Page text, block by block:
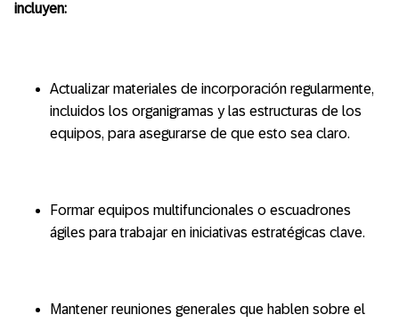
incluyen:
Actualizar materiales de incorporación regularmente,
incluidos los organigramas y las estructuras de los
equipos, para asegurarse de que esto sea claro.
Formar equipos multifuncionales o escuadrones
ágiles para trabajar en iniciativas estratégicas clave.
Mantener reuniones generales que hablen sobre el